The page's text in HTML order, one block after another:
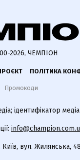
2026, ЧЕМПІОН
ПОЛІТИКА
Промокоди
ідентифікатор
вул. Жилянська,